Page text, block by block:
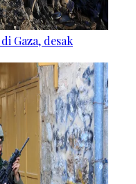
Gaza, desak